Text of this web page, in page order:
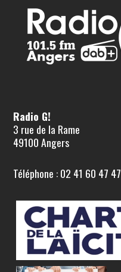
Radio G!
3 rue de la Rame
49100 Angers
Téléphone : 02 41 60 47 47